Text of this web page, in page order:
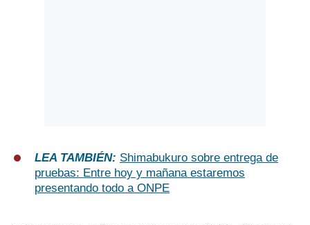
LEA TAMBIÉN: Shimabukuro sobre entrega de
pruebas: Entre hoy y mañana estaremos
presentando todo a ONPE